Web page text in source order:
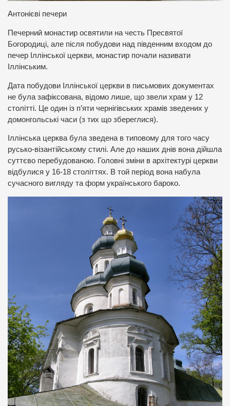
Антонієві печери
Печерний монастир освятили на честь Пресвятої
Богородиці, але після побудови над південним входом до
печер Іллінської церкви, монастир почали називати
Іллінським.
Дата побудови Іллінської церкви в письмових документах
не була зафіксована, відомо лише, що звели храм у 12
столітті. Це один із п’яти чернігівських храмів зведених у
домонгольські часи (з тих що збереглися).
Іллінська церква була зведена в типовому для того часу
русько-візантійському стилі. Але до наших днів вона дійшла
суттєво перебудованою. Головні зміни в архітектурі церкви
відбулися у 16-18 століттях. В той період вона набула
сучасного вигляду та форм українського бароко.